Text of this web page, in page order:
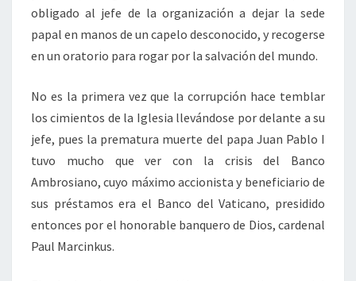
obligado al jefe de la organización a dejar la sede
papal en manos de un capelo desconocido, y recogerse
en un oratorio para rogar por la salvación del mundo.
No es la primera vez que la corrupción hace temblar
los cimientos de la Iglesia llevándose por delante a su
jefe, pues la prematura muerte del papa Juan Pablo I
tuvo mucho que ver con la crisis del Banco
Ambrosiano, cuyo máximo accionista y beneficiario de
sus préstamos era el Banco del Vaticano, presidido
entonces por el honorable banquero de Dios, cardenal
Paul Marcinkus.